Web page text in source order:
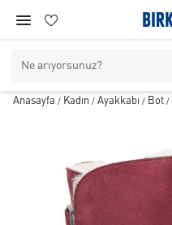
Anasayfa / Kadın / Ayakkabı / Bot /